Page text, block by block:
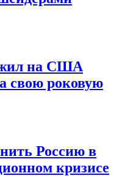
на США
свою роковую
Россию в
кризисе